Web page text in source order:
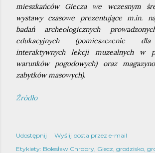
mieszkańców Giecza we wczesnym
wystawy czasowe prezentujące m.in.
badań archeologicznych
edukacyjnych (pomieszczenie
interaktywnych lekcji muzealnych w
warunków pogodowych) oraz
zabytków masowych).
Źródło
Udostępnij
Wyślij posta przez e-mail
Etykiety: Bolesław Chrobry Giecz grodzisko